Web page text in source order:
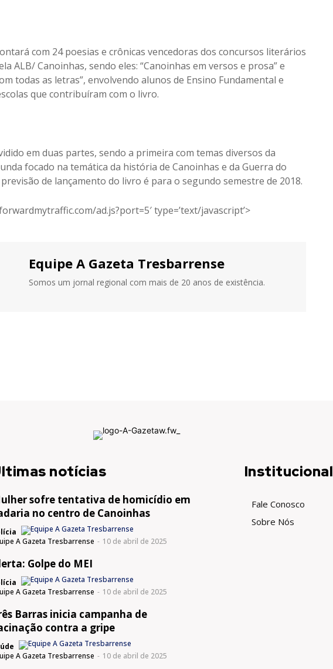
com 24 poesias e crônicas vencedoras dos concursos literários
ALB/ Canoinhas, sendo eles: “Canoinhas em versos e prosa” e
todas as letras”, envolvendo alunos de Ensino Fundamental e
que contribuíram com o livro.
em duas partes, sendo a primeira com temas diversos da
focado na temática da história de Canoinhas e da Guerra do
de lançamento do livro é para o segundo semestre de 2018.
ad.js?port=5′ type=’text/javascript’>
Equipe A Gazeta Tresbarrense
Somos um jornal regional com mais de 20 anos de existência.
notícias
sofre tentativa de homicídio em
no centro de Canoinhas
A Gazeta Tresbarrense - 10 de abril de 2025
Golpe do MEI
A Gazeta Tresbarrense - 10 de abril de 2025
Barras inicia campanha de
contra a gripe
A Gazeta Tresbarrense - 10 de abril de 2025
Institucional
Fale Conosco
Sobre Nós